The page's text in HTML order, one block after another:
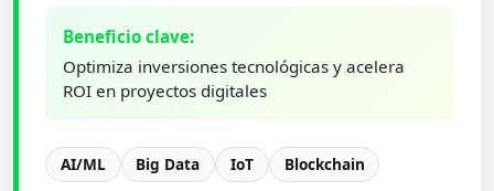
Beneficio clave:
Optimiza inversiones tecnológicas y acelera
ROI en proyectos digitales
AI/ML Big Data IoT Blockchain